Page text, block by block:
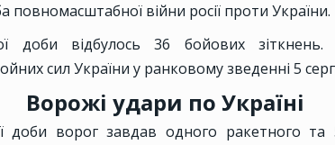
повномасштабної війни росії проти України.
доби відбулось 36 бойових
сил України у ранковому зведенні 5
Ворожі удари по Україні
доби ворог завдав одного ракетного та